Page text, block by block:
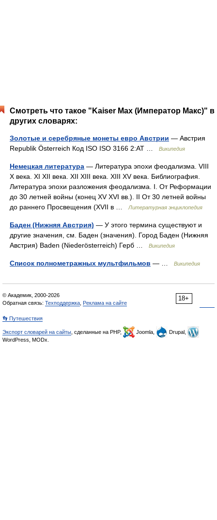
Смотреть что такое "Kaiser Max (Император Макс)" в
других словарях:
Золотые и серебряные монеты евро Австрии — Австрия
Republik Österreich Код ISO ISO 3166 2:AT …
Википедия
Немецкая литература — Литература эпохи феодализма. VIII
X века. XI XII века. XII XIII века. XIII XV века. Библиография.
Литература эпохи разложения феодализма. I. От Реформации
до 30 летней войны (конец XV XVI вв.). II От 30 летней войны
до раннего Просвещения (XVII в …
Литературная энциклопедия
Баден (Нижняя Австрия) — У этого термина существуют и
другие значения, см. Баден (значения). Город Баден (Нижняя
Австрия) Baden (Niederösterreich) Герб …
Википедия
Список полнометражных мультфильмов — … Википедия
18+
© Академик, 2000-2026
Обратная связь: Техподдержка Реклама на сайте
👣 Путешествия
Экспорт словарей на сайты , сделанные на PHP, Joomla,
Drupal,
WordPress, MODx.